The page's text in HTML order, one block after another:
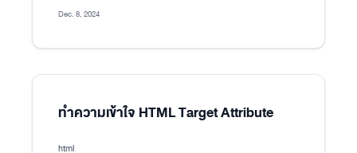
Dec. 8, 2024
ทำความเข้าใจ HTML Target Attribute
html